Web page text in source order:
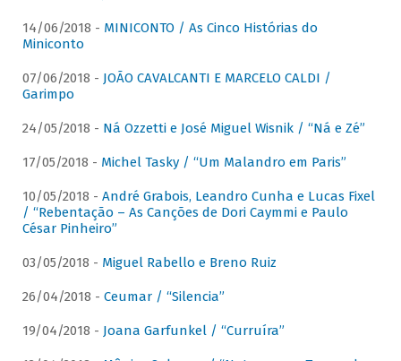
14/06/2018 - MINICONTO / As Cinco Histórias do
Miniconto
07/06/2018 - JOÃO CAVALCANTI E MARCELO CALDI /
Garimpo
24/05/2018 - Ná Ozzetti e José Miguel Wisnik / “Ná e Zé”
17/05/2018 - Michel Tasky / “Um Malandro em Paris”
10/05/2018 - André Grabois, Leandro Cunha e Lucas Fixel
/ “Rebentação – As Canções de Dori Caymmi e Paulo
César Pinheiro”
03/05/2018 - Miguel Rabello e Breno Ruiz
26/04/2018 - Ceumar / “Silencia”
19/04/2018 - Joana Garfunkel / “Curruíra”